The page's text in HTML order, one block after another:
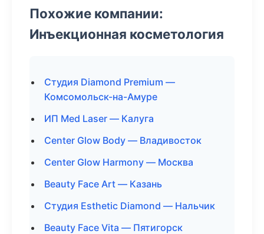
Похожие компании:
Инъекционная косметология
Студия Diamond Premium —
Комсомольск-на-Амуре
ИП Med Laser — Калуга
Center Glow Body — Владивосток
Center Glow Harmony — Москва
Beauty Face Art — Казань
Студия Esthetic Diamond — Нальчик
Beauty Face Vita — Пятигорск